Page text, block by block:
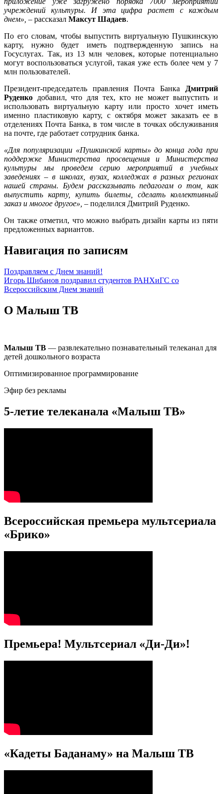
учреждений культуры. И эта цифра растет с каждым
днем», – рассказал Максут Шадаев.
По его словам, чтобы выпустить виртуальную Пушкинскую
карту, нужно будет иметь подтвержденную запись на
Госуслугах. Так, из 13 млн человек, которые потенциально
могут воспользоваться услугой, такая уже есть более чем у 7
млн пользователей.
Президент-председатель правления Почта Банка
Дмитрий
Руденко добавил, что для тех, кто не может выпустить и
использовать виртуальную карту или просто хочет иметь
именно пластиковую карту, с октября может заказать ее в
отделениях Почта Банка, в том числе в точках обслуживания
на почте, где работает сотрудник банка.
«Для популяризации «Пушкинской карты» до конца года при
поддержке Министерства просвещения и Министерства
культуры мы проведем серию мероприятий в учебных
заведениях – в школах, вузах, колледжах в разных регионах
нашей страны. Будем рассказывать педагогам о том, как
выпустить карту, купить билеты, сделать коллективный
заказ и многое другое», – поделился Дмитрий Руденко.
Он также отметил, что можно выбрать дизайн карты из пяти
предложенных вариантов.
Навигация по записям
Поздравляем с Днем знаний!
Игорь Шибанов поздравил студентов РАНХиГС со
Всероссийским Днем знаний
О Малыш ТВ
Малыш ТВ — развлекательно познавательный телеканал для
детей дошкольного возраста
Оптимизированное программирование
Эфир без рекламы
5-летие телеканала «Малыш ТВ»
Всероссийская премьера мультсериала
«Брико»
Премьера! Мультсериал «Ди-Ди»!
«Кадеты Баданаму» на Малыш ТВ